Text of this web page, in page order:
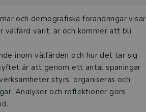
och demografiska förändringar visar
välfärd varit, är och kommer att bli.
inom välfärden och hur det tar sig
är att genom ett antal spaningar
styrs, organiseras och
Analyser och reflektioner görs